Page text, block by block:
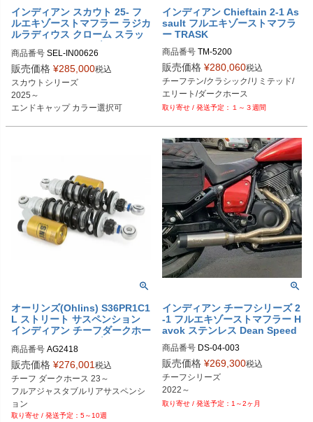
インディアン スカウト 25- フ
ルエキゾーストマフラー ラジカ
ルラディウス クローム スラッ
シュカット フリーダムパフォー
マンス
商品番号
販売価格 ¥285,000税込
スカウトシリーズ
2025～
エンドキャップ カラー選択可
インディアン Chieftain 2-1 As
sault フルエキゾーストマフラ
ー TRASK
商品番号 TM-5200
販売価格 ¥280,060税込
チーフテン/クラシック/リミテッド/
エリート/ダークホース
１～３週間
オーリンズ(Ohlins) S36PR1C1
L ストリート サスペンション
インディアン チーフダークホー
ス AG2418 スタンダード
商品番号 AG2418
S36PR1C1L
販売価格 ¥276,001 税込
チーフ ダークホース 23～
フルアジャスタブルリアサスペンシ
ョン
スタンダード
5～10週
インディアン チーフシリーズ 2
-1 フルエキゾーストマフラー H
avok ステンレス Dean Speed
商品番号 DS-04-003
販売価格 ¥269,300税込
チーフシリーズ
1～2ヶ月